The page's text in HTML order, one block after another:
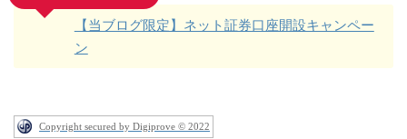
【当ブログ限定】ネット証券口座開設キャンペー
ン
Copyright secured by Digiprove © 2022